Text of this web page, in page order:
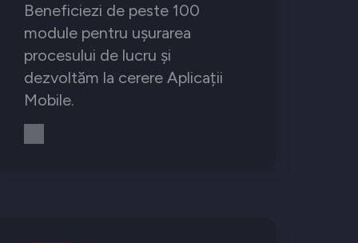
Beneficiezi de peste 100
module pentru ușurarea
procesului de lucru și
dezvoltăm la cerere Aplicații
Mobile.